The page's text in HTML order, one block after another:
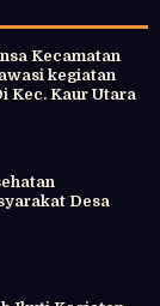
Kecamatan
kegiatan
Kec. Kaur Utara
Desa